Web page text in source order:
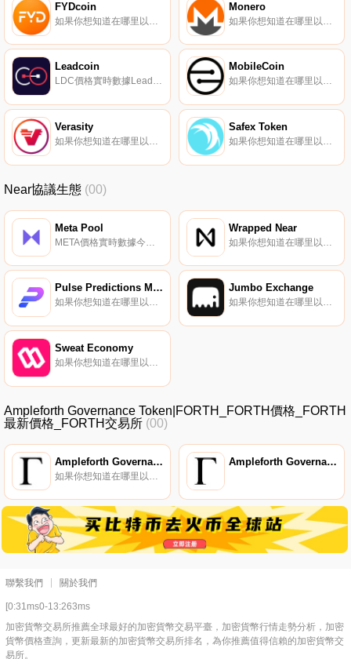
FYDcoin Monero
Leadcoin
LDC價格實時數據Leadcoin（LDC）是一種加密貨幣,在以太坊平臺上運行。Leadcoin的電流供應量為2627412705.53219,流通中有784399597.710094。最近已知的Leadcoin價格為0.00015058美元,在過去24小時內上漲了7.64美元.
MobileCoin
如果你想知道在哪里以當前價格購買MoMOBleCoin,目前交易{MoMOBleCoin]股票的頂級加密貨幣交易所是Binance、Deepcoin、Bitrue、BingX和LBank。您可以在我們的加密貨幣交易所頁面上找到其他列表.
Verasity
如果你想知道在哪里以當前價格購買Verasity,目前交易{Verasity]股票的頂級加密貨幣交易所是OKX、Bitrue、ByVRAt、CoinW和Bitget。您可以在我們的加密貨幣交易所頁面上找到其他列表.
Safex Token
如果你想知道在哪里以當前價格購買Safex Token,目前交易{Safex Token]股票的頂級加密貨幣交易所是Xcalibra。您可以在我們的加密貨幣交易所頁面上找到其他列表。Safex將自己描述為本地Safex區塊鏈上一個專注于隱私的開源去中心化市場平臺.
Near協議生態 (00)
Meta Pool Wrapped Near
Pulse Predictions Market
如果你想知道在哪里以當前價格購買Pulse Predictions Market,目前交易{Pulse Predictions Market]股票的頂級加密貨幣交易所是Uniswap（V2）。您可以在我們的加密貨幣交易所頁面上找到其他列表.
Jumbo Exchange
如果你想知道在哪里以當前價格購買Jumbo Exchange,目前交易{Jumbo Exchange]股票的頂級加密貨幣交易所是HuoJUMBO。您可以在我們的加密貨幣交易所頁面上找到其他列表。Jumbo是一款AMM DEX,為任何人提供了一種廉價、無縫、不受約束的交易方式.
Sweat Economy
如果你想知道在哪里以當前價格購買Sweat Economy,目前交易{Sweat Economy]股票的頂級加密貨幣交易所是OKX、BySWEATt、Bitget、Hotcoin Global和CoinTiger。您可以在我們的加密貨幣交易所頁面上找到其他列表.
Ampleforth Governance Token|FORTH_FORTH價格_FORTH
最新價格_FORTH交易所 (00)
Ampleforth Governance Token Ampleforth Governance Token
聯繫我們 關於我們
[0:31ms0-13:263ms
加密貨幣交易所推薦全球最好的加密貨幣交易平臺，加密貨幣行情走勢分析，加密
貨幣價格查詢，更新最新的加密貨幣交易所排名，為你推薦值得信賴的加密貨幣交
易所。